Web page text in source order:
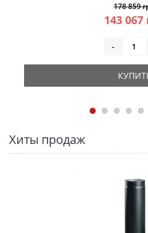
178 859
143 067
-
Хиты продаж